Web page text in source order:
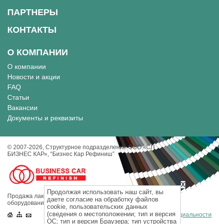
ПАРТНЕРЫ
КОНТАКТЫ
О КОМПАНИИ
О компании
Новости и акции
FAQ
Статьи
Вакансии
Документы и реквизиты
© 2007-2026, Cтруктурное подразделение ООО «СП
БИЗНЕС КАР», “Бизнес Кар Рефиниш”
Продажа лакокрасочных материалов, инструментов и
оборудования для кузовного ремонта.
Политика конфиденциальности
X
Продолжая использовать наш сайт, вы
даете согласие на обработку файлов
cookie, пользовательских данных
(сведения о местоположении; тип и версия
ОС; тип и версия Браузера; тип устройства